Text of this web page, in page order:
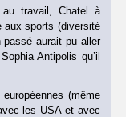
travail, Chatel à
aux sports (diversité
aurait pu aller
Antipolis qu’il
(même
les USA et avec